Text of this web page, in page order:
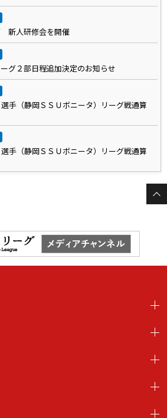
新人研修会を開催
グ２部日程追加決定のお知らせ
手（静岡ＳＳＵボニータ）リーグ戦通算
手（静岡ＳＳＵボニータ）リーグ戦通算